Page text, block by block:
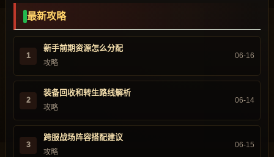
最新攻略
1
新手前期资源怎么分配
攻略
06-16
2
装备回收和转生路线解析
攻略
06-14
3
跨服战场阵容搭配建议
攻略
06-15